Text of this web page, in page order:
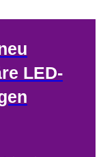
LED-